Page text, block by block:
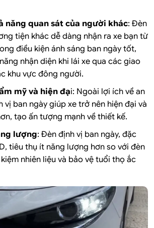
năng quan sát của người khác: Đèn
tiện khác dễ dàng nhận ra xe bạn từ
điều kiện ánh sáng ban ngày tốt,
nhận diện khi lái xe qua các giao
khu vực đông người.
mỹ và hiện đại: Ngoài lợi ích về an
vị ban ngày giúp xe trở nên hiện đại và
tạo ấn tượng mạnh về thiết kế.
lượng: Đèn định vị ban ngày, đặc
tiêu thụ ít năng lượng hơn so với đèn
nhiên liệu và bảo vệ tuổi thọ ắc